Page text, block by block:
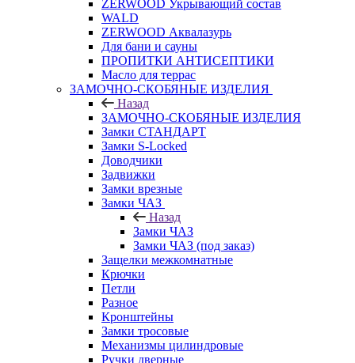
ZERWOOD Укрывающий состав
WALD
ZERWOOD Аквалазурь
Для бани и сауны
ПРОПИТКИ АНТИСЕПТИКИ
Масло для террас
ЗАМОЧНО-СКОБЯНЫЕ ИЗДЕЛИЯ
Назад
ЗАМОЧНО-СКОБЯНЫЕ ИЗДЕЛИЯ
Замки СТАНДАРТ
Замки S-Locked
Доводчики
Задвижки
Замки врезные
Замки ЧАЗ
Назад
Замки ЧАЗ
Замки ЧАЗ (под заказ)
Защелки межкомнатные
Крючки
Петли
Разное
Кронштейны
Замки тросовые
Механизмы цилиндровые
Ручки дверные